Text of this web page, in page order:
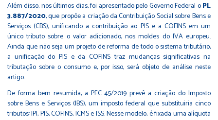
Além disso, nos últimos dias, foi apresentado pelo Governo Federal oPL
3.887/2020, que propõe a criação da Contribuição Social sobre Bens e
Serviços (CBS), unificando a contribuição ao PIS e a COFINS em um
único tributo sobre o valor adicionado, nos moldes do IVA europeu.
Ainda que não seja um projeto de reforma de todo o sistema tributário,
a unificação do PIS e da COFINS traz mudanças significativas na
tributação sobre o consumo e, por isso, será objeto de análise neste
artigo.
De forma bem resumida, a PEC 45/2019 prevê a criação do Imposto
sobre Bens e Serviços (IBS), um imposto federal que substituiria cinco
tributos: IPI, PIS, COFINS, ICMS e ISS. Nesse modelo, é fixada uma alíquota